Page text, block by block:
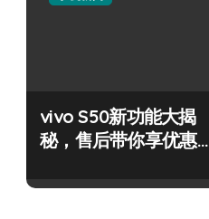
vivo S50新功能大揭
秘，售后带你享优惠高